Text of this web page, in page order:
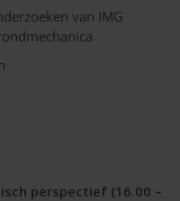
van IMG
perspectief (16.00 –